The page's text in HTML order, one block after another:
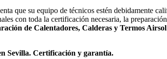
que su equipo de técnicos estén debidamente
con toda la certificación necesaria, la
de Calentadores, Calderas y Termos Airsol
Sevilla. Certificación y garantía.